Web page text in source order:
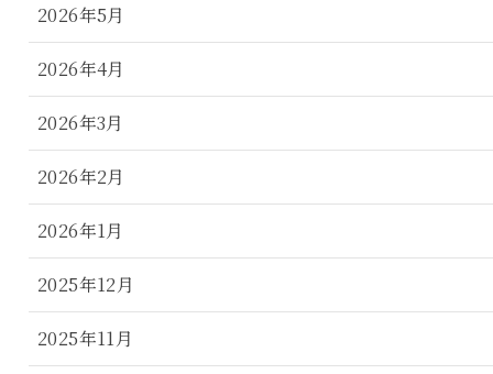
2026年5月
2026年4月
2026年3月
2026年2月
2026年1月
2025年12月
2025年11月